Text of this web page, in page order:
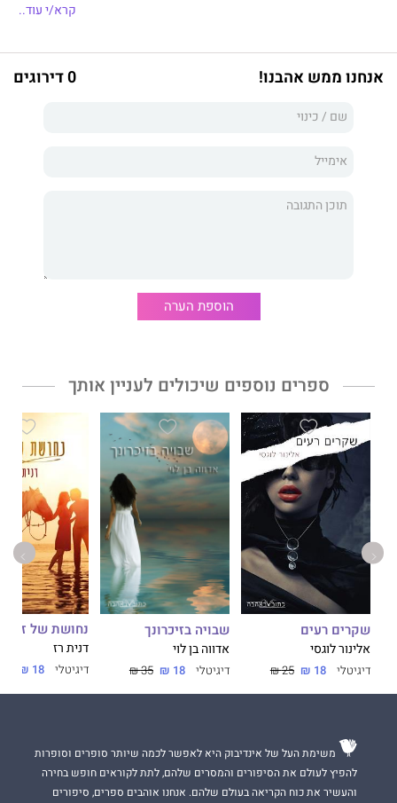
שגרתית, שלעיתים מסתמנת כמועתקת מחיים אחרים. מהו המחיר
ששרית מוכנה לשלם כדי להמשיך ולחיות בזוגיות בה היא נמצאת?
ניצן, סטודנטית רווקה, מתגוררת באותו בניין בו שרית ואיציק גרים.
היא מכירה את השכן הכריזמטי, אסף גביש שלומד שנה מעליה. אסף
הזכות להשפיע איש על חייו של האחר, אך נאלצים להתמודד עם
מופיע בחיינו ברגע הנכון עבורנו, מתוך כוונה לעזור לנו להכיר את
עצמנו טוב יותר. מרב מצליחה לשרטט דרך המילים את השינוי
המתחולל בגיבורים ומוכיחה, שמספיק אדם אחד שיאמין בנו כדי
שנאמין בעצמנו.
קרא/י עוד..
אנחנו ממש אהבנו! 0 דירוגים
הוספת הערה
ספרים נוספים שיכולים לעניין אותך
שקרים רעים
אלינור לוגסי
דיגיטלי 18 ₪
25 ₪
שבויה בזיכרונך
אדווה בן לוי
דיגיטלי 18 ₪
35 ₪
נחושת של זהב
דנית רז
דיגיטלי 18 ₪
משימת העל של אינדיבוק היא לאפשר לכמה שיותר סופרים וסופרות
להפיץ לעולם את הסיפורים והמסרים שלהם, לתת לקוראים חופש בחירה
והעשיר את כוח הקריאה בעולם שלהם. אנחנו אוהבים ספרים, סיפורים